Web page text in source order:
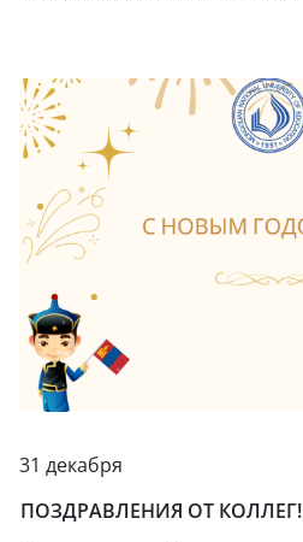
31 декабря
ПОЗДРАВЛЕНИЯ ОТ КОЛЛЕГ!